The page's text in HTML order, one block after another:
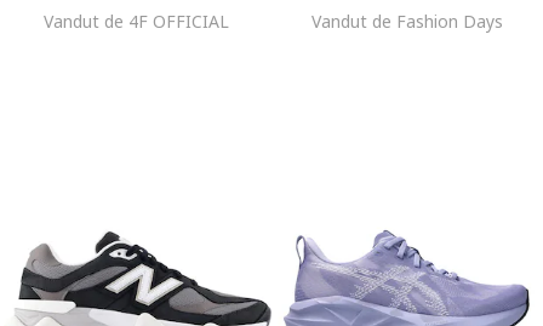
Vandut de 4F OFFICIAL Vandut de Fashion Days